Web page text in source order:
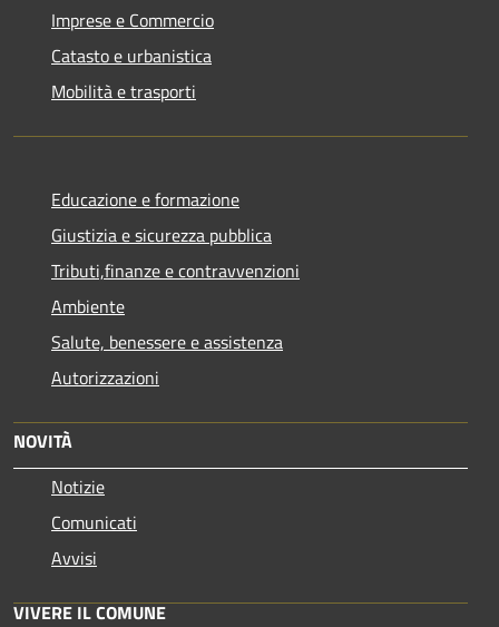
Imprese e Commercio
Catasto e urbanistica
Mobilità e trasporti
Educazione e formazione
Giustizia e sicurezza pubblica
Tributi,finanze e contravvenzioni
Ambiente
Salute, benessere e assistenza
Autorizzazioni
NOVITÀ
Notizie
Comunicati
Avvisi
VIVERE IL COMUNE